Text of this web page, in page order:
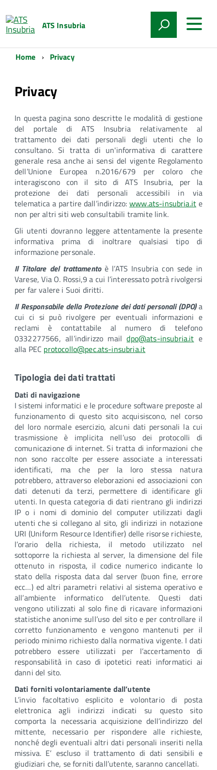
ATS Insubria
Home Privacy
Privacy
In questa pagina sono descritte le modalità di gestione
del portale di ATS Insubria relativamente al
trattamento dei dati personali degli utenti che lo
consultano. Si tratta di un'informativa di carattere
generale resa anche ai sensi del vigente Regolamento
dell’Unione Europea n.2016/679 per coloro che
interagiscono con il sito di ATS Insubria, per la
protezione dei dati personali accessibili in via
telematica a partire dall’indirizzo:www.ats-insubria.it e
non per altri siti web consultabili tramite link.
Gli utenti dovranno leggere attentamente la presente
informativa prima di inoltrare qualsiasi tipo di
informazione personale.
Il Titolare del trattamentoè l’ATS Insubria con sede in
Varese, Via O. Rossi,9 a cui l’interessato potrà rivolgersi
per far valere i Suoi diritti.
Il Responsabile della Protezione dei dati personali (DPO)a
cui ci si può rivolgere per eventuali informazioni e
reclami è contattabile al numero di telefono
0332277566, all’indirizzo maildpo@ats-insubria.it e
alla PEC protocollo@pec.ats-insubria.it
Tipologia dei dati trattati
Dati di navigazione
I sistemi informatici e le procedure software preposte al
funzionamento di questo sito acquisiscono, nel corso
del loro normale esercizio, alcuni dati personali la cui
trasmissione è implicita nell’uso dei protocolli di
comunicazione di internet. Si tratta di informazioni che
non sono raccolte per essere associate a interessati
identificati, ma che per la loro stessa natura
potrebbero, attraverso eleborazioni ed associazioni con
dati detenuti da terzi, permettere di identificare gli
utenti. In questa categoria di dati rientrano gli indirizzi
IP o i nomi di dominio del computer utilizzati dagli
utenti che si collegano al sito, gli indirizzi in notazione
URI (Uniform Resource Identifier) delle risorse richieste,
l’orario della richiesta, il metodo utilizzato nel
sottoporre la richiesta al server, la dimensione del file
ottenuto in risposta, il codice numerico indicante lo
stato della risposta data dal server (buon fine, errore
ecc…) ed altri parametri relativi al sistema operativo e
all’ambiente informatico dell’utente. Questi dati
vengono utilizzati al solo fine di ricavare informazioni
statistiche anonime sull’uso del sito e per controllare il
corretto funzionamento e vengono mantenuti per il
periodo minimo richiesto dalla normativa vigente. I dati
potrebbero essere utilizzati per l’accertamento di
responsabilità in caso di ipotetici reati informatici ai
danni del sito.
Dati forniti volontariamente dall’utente
L’invio facoltativo esplicito e volontario di posta
elettronica agli indirizzi indicati su questo sito
comporta la necessaria acquisizione dell’indirizzo del
mittente, necessario per rispondere alle richieste,
nonché degli eventuali altri dati personali inseriti nella
missiva. E’ escluso il trattamento di dati sensibili e
giudiziari che, se forniti dall’utente, saranno cancellati.